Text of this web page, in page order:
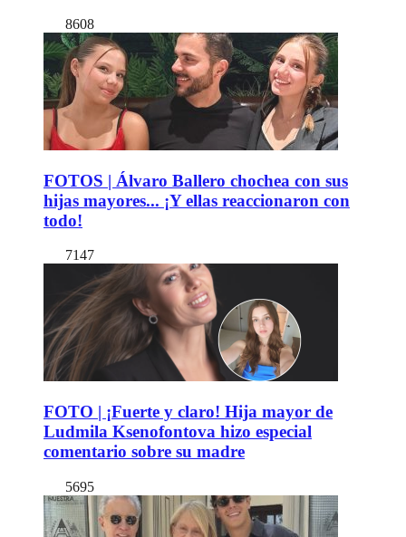
8608
FOTOS | Álvaro Ballero chochea con sus
hijas mayores... ¡Y ellas reaccionaron con
todo!
7147
FOTO | ¡Fuerte y claro! Hija mayor de
Ludmila Ksenofontova hizo especial
comentario sobre su madre
5695